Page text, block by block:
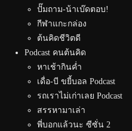
ปั๊มถาม-น้าเบ๊ดตอบ!
กีฬาแกะกล่อง
ต้นคิดชีวิตดี
Podcast คนต้นคิด
หาเช้ากินค่ำ
เดื่อ-บี ขยี้บอล Podcast
รถเราไม่เก่าเลย Podcast
สรรหามาเล่า
พี่บอกแล้วนะ ซีซั่น 2